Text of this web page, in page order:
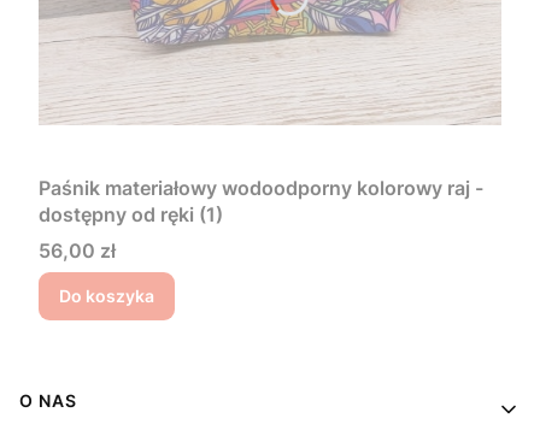
Paśnik materiałowy wodoodporny kolorowy raj -
dostępny od ręki (1)
Cena
56,00 zł
Do koszyka
Linki w stopce
O NAS